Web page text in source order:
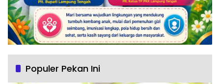
Populer Pekan Ini